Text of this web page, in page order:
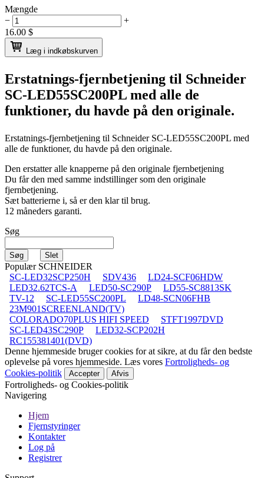
Mængde
−
+
16.00 $
Læg i indkøbskurven
Erstatnings-fjernbetjening til Schneider
SC-LED55SC200PL med alle de
funktioner, du havde på den originale.
Erstatnings-fjernbetjening til Schneider SC-LED55SC200PL med
alle de funktioner, du havde på den originale.
Den erstatter alle knapperne på den originale fjernbetjening
Du får den med samme indstillinger som den originale
fjernbetjening.
Sæt batterierne i, så er den klar til brug.
12 måneders garanti.
Søg
Populær SCHNEIDER
SC-LED32SCP250H
SDV436
LD24-SCF06HDW
LED32.62TCS-A
LED50-SC290P
LD55-SC8813SK
TV-12
SC-LED55SC200PL
LD48-SCN06FHB
23M901SCREENLAND(TV)
COLORADO70PLUS HIFI SPEED
STFT1997DVD
SC-LED43SC290P
LED32-SCP202H
RC155381401(DVD)
Denne hjemmeside bruger cookies for at sikre, at du får den bedste
oplevelse på vores hjemmeside. Læs vores Fortroligheds- og
Cookies-politik
Accepter Afvis
Fortroligheds- og Cookies-politik
Navigering
Hjem
Fjernstyringer
Kontakter
Log på
Registrer